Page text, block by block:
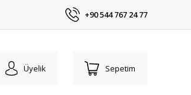
+90 544 767 24 77
Üyelik Sepetim